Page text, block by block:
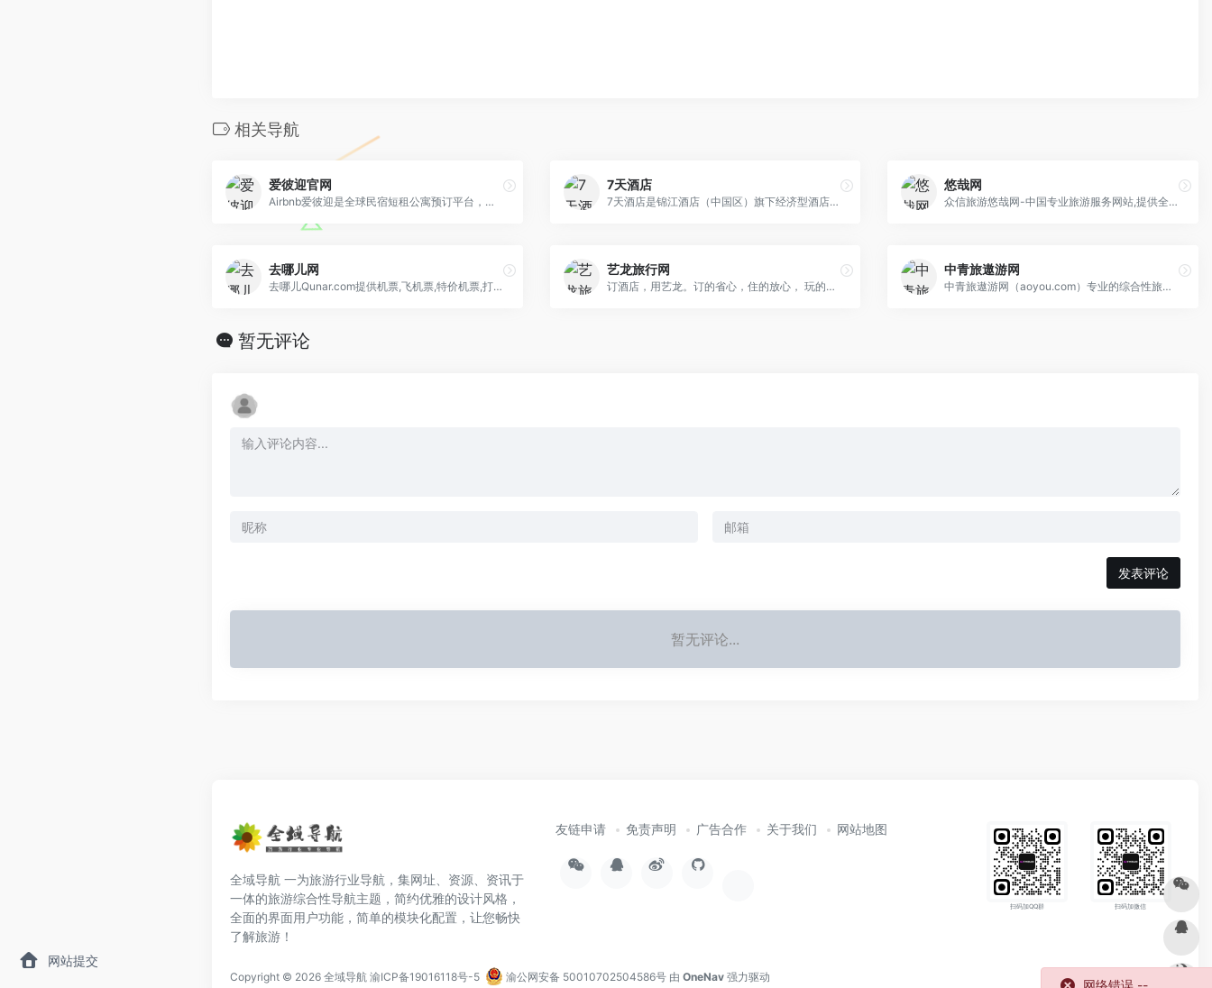
网站提交
相关导航
爱彼迎官网
Airbnb爱彼迎是全球民宿短租公寓预订平台，全球百万特色民宿、短租、酒店、公寓、客栈房源，价格优惠，更有树屋、海景别墅、花园洋房等多种特色住宿预订供您选择。
7天酒店
7天酒店是锦江酒店（中国区）旗下经济型酒店品牌，成立于2005年，经过快速发展， 7天酒店拥有“7天酒店”、“7天优品”、“7天优品Premium”等住宿系列，分店已覆盖全国370个城市，规模达到3000家。
悠哉网
众信旅游悠哉网-中国专业旅游服务网站,提供全面的旅游线路、跟团游、自助游、公司旅游、出境游、周边游、国内游，产品质优,信息透明,先行赔付等五大承诺,让您放心出游。
去哪儿网
去哪儿Qunar.com提供机票,飞机票,特价机票,打折机票的查询预订；99元春秋航空特惠折扣机票，百元南航、海航惊喜特价机票任您挑选,国航、深航1折特价机票和折扣机票一网打尽，更多打折机票尽在Qunar.com。实时提供上百家旅游预订网站机票报价和航空公司直销机票价格，为您找到最实惠的飞机票信息,是你查询特价机票和机票预订的最佳途径。
艺龙旅行网
订酒店，用艺龙。订的省心，住的放心， 玩的开心！艺龙旅行作为中国优质的在线旅行服务提供商之一，提供专业的酒店住宿预订、机票、火车票等全方位的旅行产品预订服务，随时随地出发，伴您“艺”起同行！艺龙旅行专注酒店预订近20年，住宿业务覆盖全球超过120万家酒店及非标准住宿，在线支付、到店付任意选；预订酒店优惠享不停，可用红包立减、里程抵现，会员享受折扣再返现，优惠多多，早订早优惠；更有贴心服务伴您安心入住，酒店预订实时确认，到店无房最高赔付首晚房费；还有在线真实用户点评，出行“省时省力不吃亏” ！订酒店用艺龙，实惠舒适“艺”起享！
中青旅遨游网
中青旅遨游网（aoyou.com）专业的综合性旅游服务平台,提供出境旅游、国内游、海岛游、邮轮旅游、定制游、签证办理、机票预订、查询、全程优质服务,为您提供愉悦的旅程体验,咨询电话：400 600 6666
暂无评论
发表评论
暂无评论...
全域导航 一为旅游行业导航，集网址、资源、资讯于
一体的旅游综合性导航主题，简约优雅的设计风格，
全面的界面用户功能，简单的模块化配置，让您畅快
了解旅游！
友链申请 免责声明 广告合作 关于我们 网站地图
扫码加QQ群 扫码加微信
Copyright © 2026 全域导航 渝ICP备19016118号-5 渝公网安备 50010702504586号 由 OneNav 强力驱动
网络错误 --.